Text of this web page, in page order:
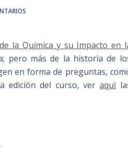
la Química y su Impacto en
pero más de la historia de
en forma de preguntas,
edición del curso, veraquí